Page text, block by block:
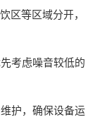
区等区域分开，
考虑噪音较低的
护，确保设备运